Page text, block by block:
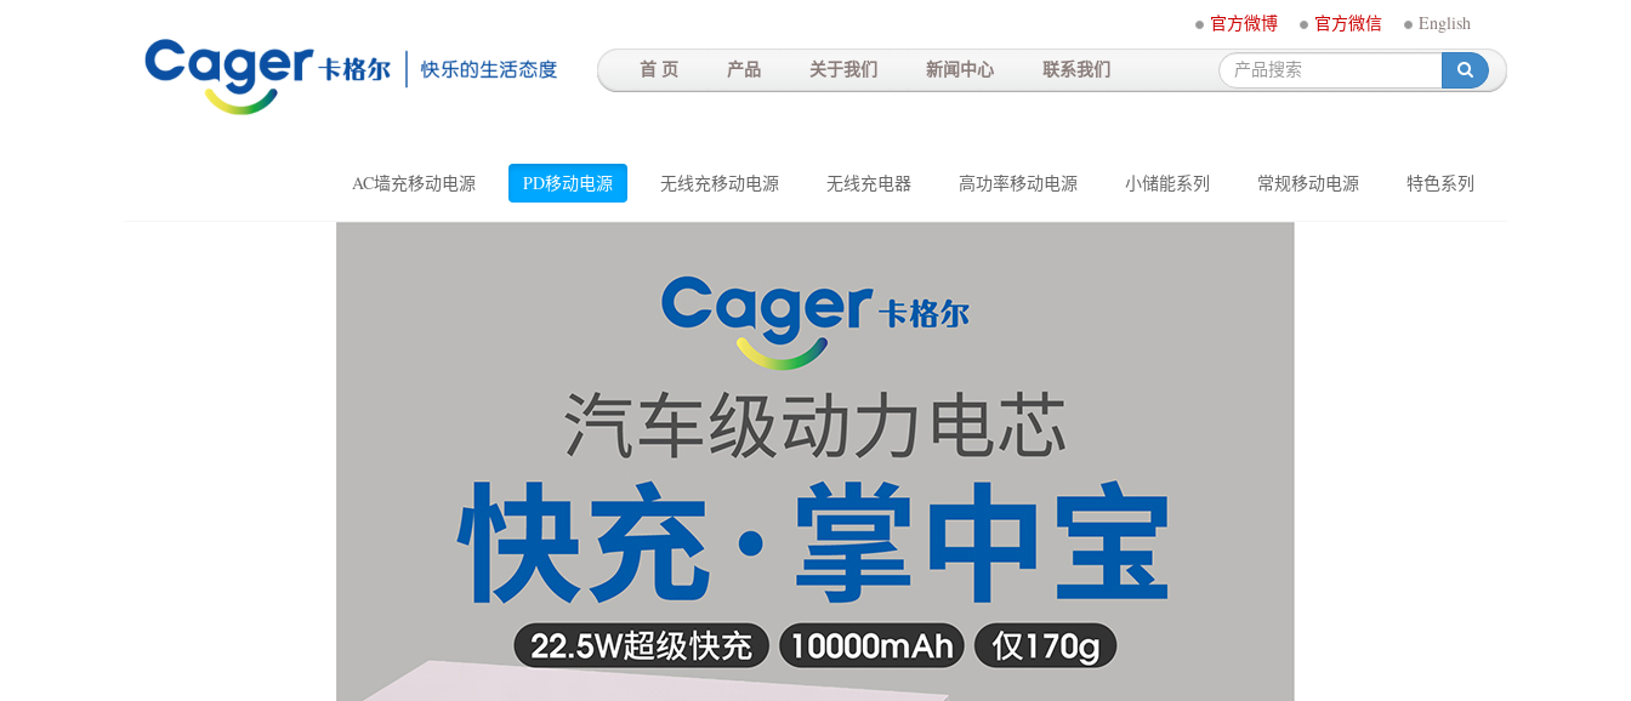
官方微博 官方微信 English
首 页 产品 关于我们 新闻中心 联系我们
AC墙充移动电源 PD移动电源 无线充移动电源 无线充电器 高功率移动电源 小储能系列 常规移动电源 特色系列